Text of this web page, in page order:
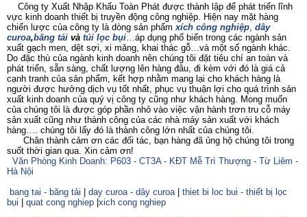
Công ty Xuất Nhập Khẩu Toàn Phát được thành lập để phát triển lĩnh
vực kinh doanh thiết bị truyền động công nghiệp. Hiện nay mặt hàng
chiến lược của công ty là dòng sản phẩm xích công nghiệp, dây
curoa,băng tải và túi lọc bụi…áp dụng phổ biến trong các ngành sản
xuất gạch men, dệt sợi, xi măng, khai thác gỗ…và một số ngành khác.
Do đặc thù của ngành kinh doanh nên chúng tôi đặt tiêu chí an toàn và
phát triển, sẵn sàng, chất lượng lên hàng đâu, đi kèm với đó là giá cả
cạnh tranh của sản phẩm, kết hợp nhằm mang lại cho khách hàng là
người được hưởng dịch vụ tốt nhất, phục vụ thuận lợi cho quá trình sản
xuất kinh doanh của quý vị công ty cũng như khách hàng. Mong muốn
của chúng tôi là được góp phần nhỏ vào việc vận hành trơn tru cỗ máy
sản xuất cũng như thành công của các nhà máy sản xuất với khách
hàng…. chúng tôi lấy đó là thành công lớn nhất của chúng tôi.
Chân thành cảm ơn các đối tác, bạn hàng đã ủng hộ chúng tôi trong
suốt thời gian qua. Xin cảm ơn!
Văn Phòng Kinh Doanh: P603 - CT3A - KĐT Mễ Trì Thượng - Từ Liêm -
Hà Nội
bang tai - băng tải
day curoa - dây curoa| thiet bi loc bui - thiết bị lọc
bụi
quat cong nghiep xich cong nghiep